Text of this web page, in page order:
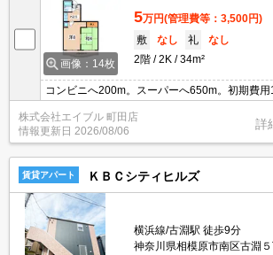
画像：14枚
5万円(管理費等：3,500円)
敷
なし 礼
なし
2階
2K 34m²
コンビニへ200m。スーパーへ650m。初期費用
レント1ヶ月。TVインターホン付き。ガスコン
株式会社エイブル 町田店
情報更新日 2026/08/06
詳
賃貸アパート ＫＢＣシティヒルズ
横浜線/古淵駅 徒歩9分
神奈川県相模原市南区古淵５